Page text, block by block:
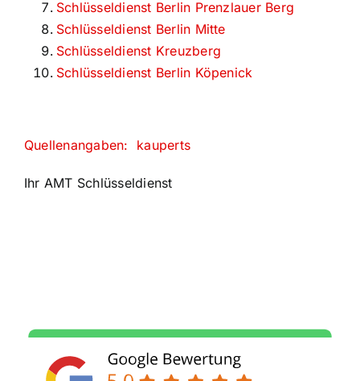
Schlüsseldienst Berlin Prenzlauer Berg
Schlüsseldienst Berlin Mitte
Schlüsseldienst Kreuzberg
Schlüsseldienst Berlin Köpenick
Quellenangaben: kauperts
Ihr AMT Schlüsseldienst